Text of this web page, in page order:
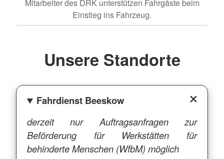
Mitarbeiter des DRK unterstützen Fahrgäste beim
Einstieg ins Fahrzeug.
Unsere Standorte
Fahrdienst Beeskow
derzeit nur Auftragsanfragen zur
Beförderung für Werkstätten für
behinderte Menschen (WfbM) möglich